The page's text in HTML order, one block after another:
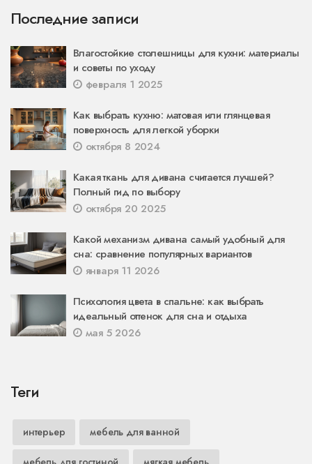
Последние записи
Влагостойкие столешницы для кухни: материалы
и советы по уходу
февраля 1 2025
Как выбрать кухню: матовая или глянцевая
поверхность для легкой уборки
октября 8 2024
Какая ткань для дивана считается лучшей?
Полный гид по выбору
октября 20 2025
Какой механизм дивана самый удобный для
сна: сравнение популярных вариантов
января 11 2026
Психология цвета в спальне: как выбрать
идеальный оттенок для сна и отдыха
мая 5 2026
Теги
интерьер мебель для ванной